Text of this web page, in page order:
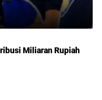
Miliaran Rupiah